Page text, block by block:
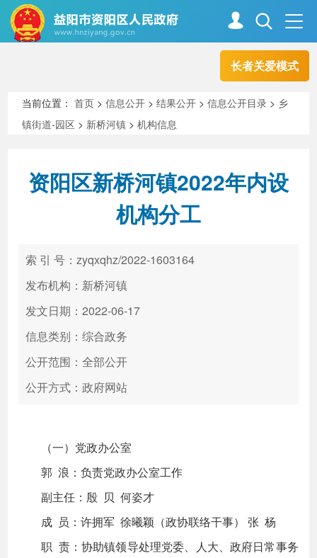
长者关爱模式
走进资阳
新闻中心 解读回应
政务服务
高效办成一件事
当前位置：首页 >信息公开 >结果公开 >信息公开目录 > 乡
镇街道-园区 > 新桥河镇 >机构信息
资阳区新桥河镇2022年内设
机构分工
索 引 号：zyqxqhz/2022-1603164
发布机构：新桥河镇
发文日期：2022-06-17
信息类别：综合政务
公开范围：全部公开
公开方式：政府网站
（一）党政办公室
郭 浪：负责党政办公室工作
副主任：殷 贝 何姿才
成 员：许拥军 徐曦颖（政协联络干事） 张 杨
职 责：协助镇领导处理党委、人大、政府日常事务